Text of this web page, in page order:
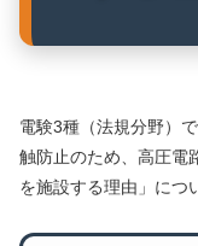
電験3種（法規分野）
触防止のため、高圧電
を施設する理由」につ